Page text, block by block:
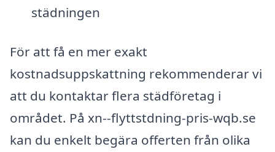
städningen
För att få en mer exakt
kostnadsuppskattning rekommenderar vi
att du kontaktar flera städföretag i
området. På xn--flyttstdning-pris-wqb.se
kan du enkelt begära offerten från olika